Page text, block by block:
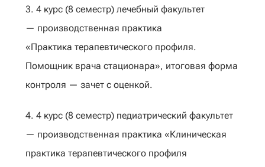
3. 4 курс (8 семестр) лечебный факультет
— производственная практика
«Практика терапевтического профиля.
Помощник врача стационара», итоговая форма
контроля — зачет с оценкой.
4. 4 курс (8 семестр) педиатрический факультет
— производственная практика «Клиническая
практика терапевтического профиля